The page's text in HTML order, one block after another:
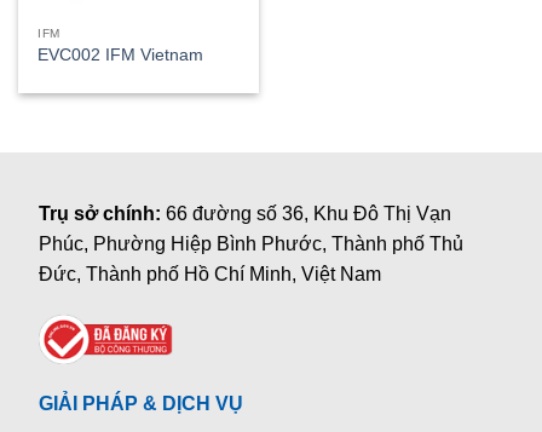
IFM
EVC002 IFM Vietnam
Trụ sở chính:66 đường số 36, Khu Đô Thị Vạn
Phúc, Phường Hiệp Bình Phước, Thành phố Thủ
Đức, Thành phố Hồ Chí Minh, Việt Nam
GIẢI PHÁP & DỊCH VỤ